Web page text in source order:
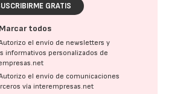
GRATIS
Marcar todos
el envío de newsletters y
informativos personalizados de
el envío de comunicaciones
vía interempresas.net